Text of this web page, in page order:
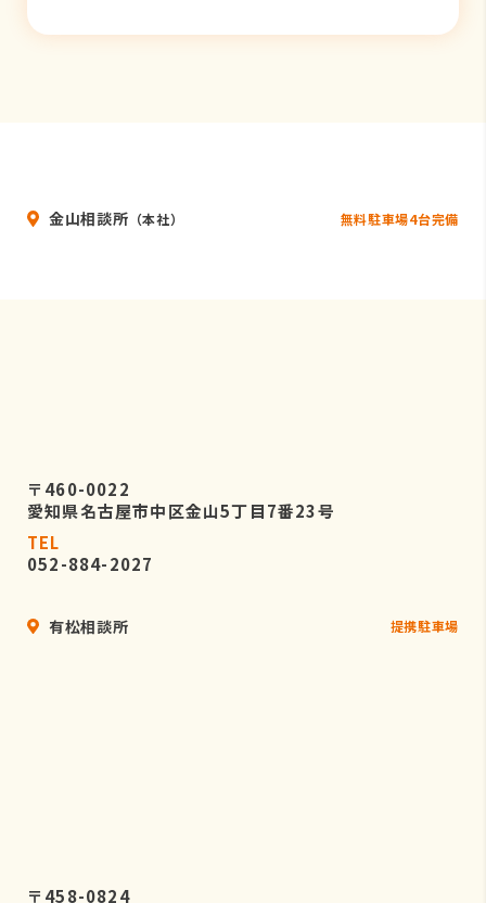
結し、お客様の個人情報を厳密に管理
その際、弊社はお客様ご本人を確認さ
せていただいたうえで、合理的な期間
内に対応いたします。
先は、次の通りです。
金山相談所 （本社） 無料駐車場4台完備
〒460-0022
愛知県名古屋市中区金山5丁目7番23号
TEL
052-884-2027
有松相談所 提携駐車場
〒458-0824